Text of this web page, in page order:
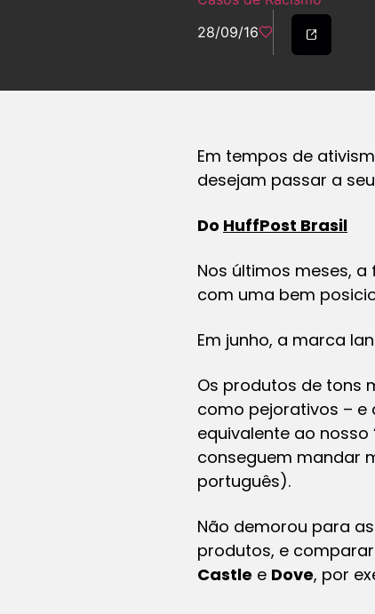
28/09/16
Em tempos de
desejam passar a
Do HuffPost Brasil
Nos últimos meses,
com uma bem
Em junho, a marca
Os produtos de tons
como pejorativos – e
equivalente ao nosso
conseguem mandar
português).
Não demorou para
produtos, e
Castle e Dove, por